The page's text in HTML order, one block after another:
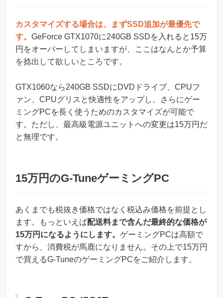
カスタマイズする場合は、まずSSD追加が最優先で
す。 GeForce GTX1070に240GB SSDを入れると15万
円をオーバーしてしまいますが、ここはなんとか予算
を捻出して欲しいところです。
GTX1060なら240GB SSDにDVDドライブ、CPUフ
ァン、CPUグリスと快適性をアップし、さらにゲー
ミングPCを長く使うためのカスタマイズが可能で
す。ただし、最高級電源ユニットへの変更は15万円だ
と無理です。
15万円のG-TuneゲーミングPC
あくまでも税抜き価格ではなく税込み価格を前提とし
ます。もっといえば配送料まで含んだ最終的な価格が
15万円になるようにします。 ゲーミングPCは高額で
すから、消費税が馬鹿になりません。その上で15万円
で買えるG-TuneのゲーミングPCをご紹介します。